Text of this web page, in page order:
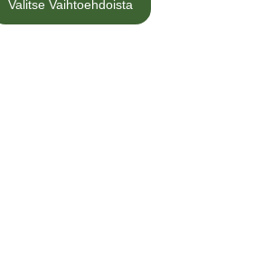
Valitse Vaihtoehdoista